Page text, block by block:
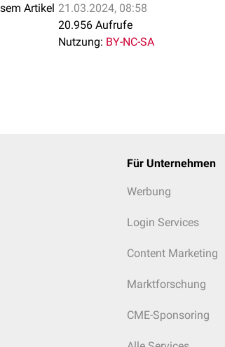
Artikel 21.03.2024, 08:58
20.956 Aufrufe
Nutzung: BY-NC-SA
Für Unternehmen
Werbung
Login Services
Content Marketing
Marktforschung
CME-Sponsoring